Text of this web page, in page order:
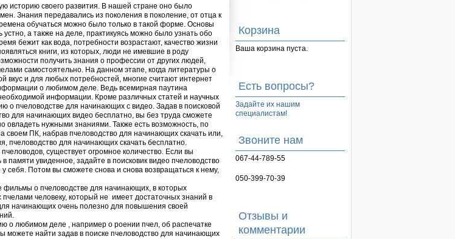
историю своего развития. В нашей стране оно было
Знания передавались из поколения в поколение, от отца к
обучаться можно было только в такой форме. Основы
а также на деле, практикуясь можно было узнать обо
бежит как вода, потребности возрастают, качество жизни
книги, из которых, люди не имевшие в роду
получить знания о профессии от других людей,
самостоятельно. На данном этапе, когда литературы о
вкус и для любых потребностей, многие считают интернет
о любимом деле. Ведь всемирная паутина
информации. Кроме различных статей и научных
о пчеловодстве для начинающих с видео. Задав в поисковой
для начинающих видео бесплатно, вы без труда сможете
овладеть нужными знаниями. Также есть возможность, по
ПК, набрав пчеловодство для начинающих скачать или,
пчеловодство для начинающих скачать бесплатно.
существует огромное количество. Если вы
памяти увиденное, задайте в поисковик видео пчеловодство
себя. Потом вы сможете снова и снова возвращаться к нему,
фильмы о пчеловодстве для начинающих, в которых
пчелами человеку, который не имеет достаточных знаний в
начинающих очень полезно для повышения своей
любимом деле , например о роении пчел, об распечатке
можете найти задав в поиске пчеловодство для начинающих
Корзина
Ваша корзина пуста.
Есть вопросы?
Задайте их нашим
специалистам!
Звоните нам
067-44-789-55
050-399-70-39
Отзывы и
комментарии